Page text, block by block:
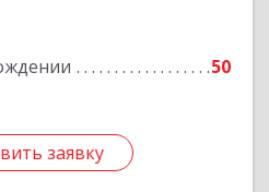
50
заявку
заявку